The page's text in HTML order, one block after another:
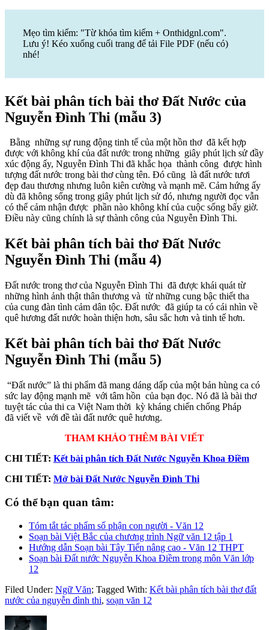
Mẹo tìm kiếm: "Từ khóa tìm kiếm + Onthidgnl.com".
Lưu ý! Kéo xuống cuối trang để tải File PDF (nếu có)
nhé!
Kết bài phân tích bài thơ Đất Nước của
Nguyễn Đình Thi (mẫu 3)
Bằng những sự rung động tinh tế của một hồn thơ đã kết hợp
được với không khí của đất nước trong những giây phút lịch sử đầy
xúc động ấy, Nguyễn Đình Thi đã khắc họa thành công được hình
tượng đất nước trong bài thơ cùng tên. Đó cũng là đất nước tươi
đẹp đau thương nhưng luôn kiên cường và mạnh mẽ. Cảm hứng ấy
dù đã không sống trong giây phút lịch sử đó, nhưng người đọc vẫn
có thể cảm nhận được phần nào không khí của cuộc sống bấy giờ.
Điều này cũng chính là sự thành công của Nguyễn Đình Thi.
Kết bài phân tích bài thơ Đất Nước
Nguyễn Đình Thi (mẫu 4)
Đất nước trong thơ của Nguyễn Đình Thi đã được khái quát từ
những hình ảnh thật thân thương và từ những cung bậc thiết tha
của cung đàn tình cảm dân tộc. Đất nước đã giúp ta có cái nhìn về
quê hương đất nước hoàn thiện hơn, sâu sắc hơn và tinh tế hơn.
Kết bài phân tích bài thơ Đất Nước
Nguyễn Đình Thi (mẫu 5)
“Đất nước” là thi phẩm đã mang dáng dấp của một bản hùng ca có
sức lay động mạnh mẽ với tâm hồn của bạn đọc. Nó đã là bài thơ
tuyệt tác của thi ca Việt Nam thời kỳ kháng chiến chống Pháp
đã viết về với đề tài đất nước quê hương.
THAM KHẢO THÊM BÀI VIẾT
CHI TIẾT: Kết bài phân tích Đất Nước Nguyễn Khoa Điềm
CHI TIẾT: Mở bài Đất Nước Nguyễn Đình Thi
Có thể bạn quan tâm:
Tóm tắt tác phẩm số phận con người - Văn 12
Soạn bài Việt Bắc của chương trình Ngữ văn 12 tập 1
Hướng dẫn Soạn bài Tây Tiến nâng cao - Văn 12 THPT
Soạn bài Đất nước Nguyễn Khoa Điềm trong môn Văn lớp
12
Filed Under: Ngữ Văn; Tagged With: Kết bài phân tích bài thơ đất
nước của nguyễn đình thi, soạn văn 12